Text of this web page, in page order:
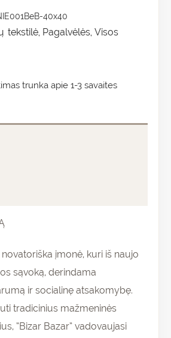
40x40
tekstilė, Pagalvėlės, Visos
trunka apie 1-3 savaites
novatoriška įmonė, kuri iš naujo
sąvoką, derindama
ir socialinę atsakomybę.
tradicinius mažmeninės
“Bizar Bazar” vadovaujasi